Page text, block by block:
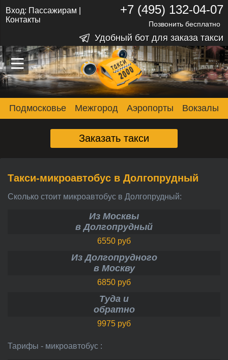
–
–
–
Вход: Пассажирам
Контакты
+7 (495) 132-04-07
Позвонить бесплатно
Удобный бот для заказа такси
Подмосковье Межгород Аэропорты Вокзалы
Заказать такси
Такси-микроавтобус в Долгопрудный
Сколько стоит микроавтобус в Долгопрудный:
Из Москвы
в Долгопрудный
6550 руб
Из Долгопрудного
в Москву
6850 руб
Туда и
обратно
9975 руб
Тарифы - микроавтобус :